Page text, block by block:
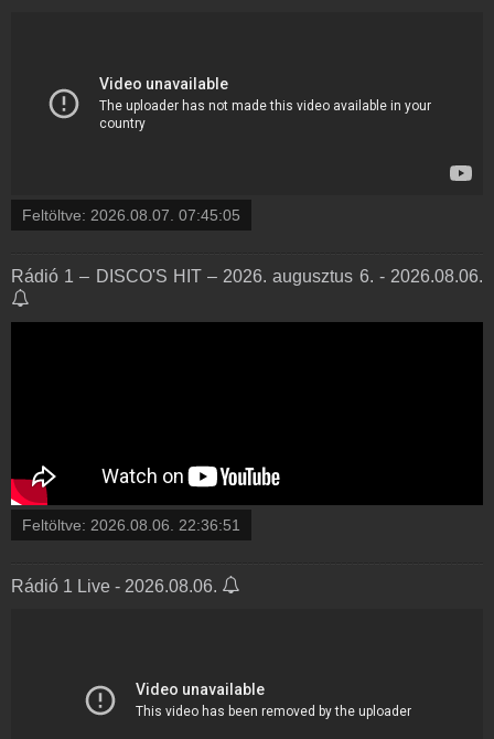
Feltöltve: 2026.08.07. 07:45:05
Rádió 1 – DISCO'S HIT – 2026. augusztus 6. - 2026.08.06.
Feltöltve: 2026.08.06. 22:36:51
Rádió 1 Live - 2026.08.06.